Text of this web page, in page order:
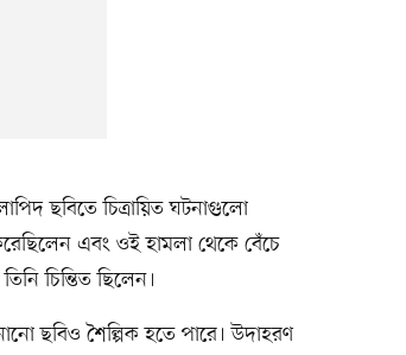
ছবিতে চিত্রায়িত ঘটনাগুলো
এবং ওই হামলা থেকে বেঁচে
চিন্তিত ছিলেন।
ছবিও শৈল্পিক হতে পারে। উদাহরণ